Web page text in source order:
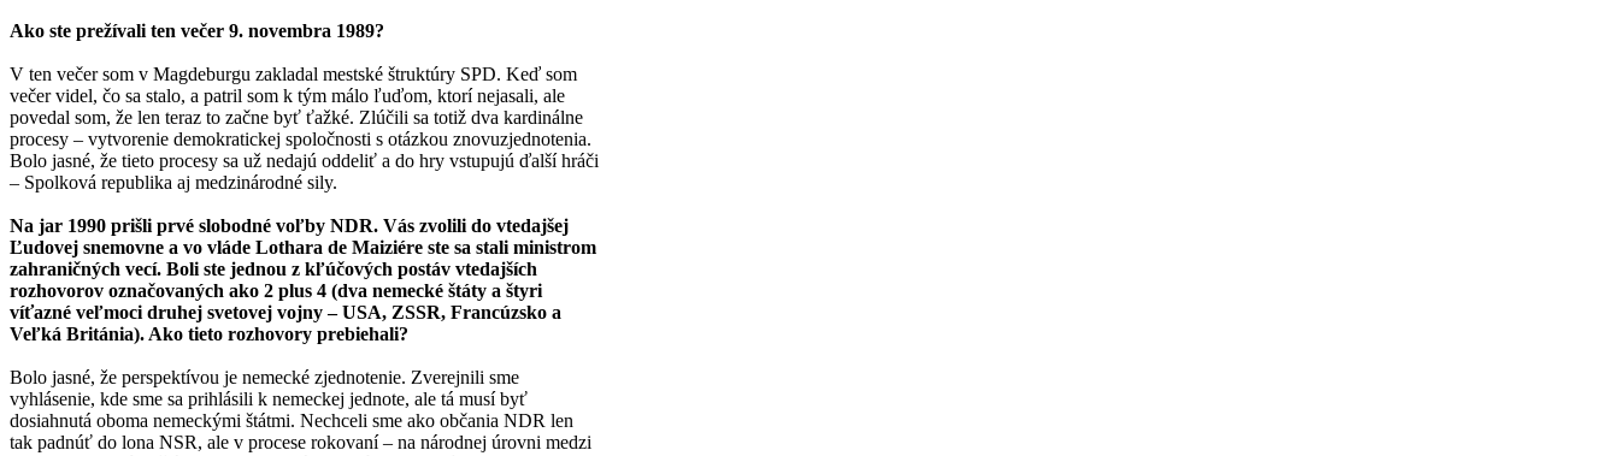
Ako ste prežívali ten večer 9. novembra 1989?
V ten večer som v Magdeburgu zakladal mestské štruktúry SPD. Keď som
večer videl, čo sa stalo, a patril som k tým málo ľuďom, ktorí nejasali, ale
povedal som, že len teraz to začne byť ťažké. Zlúčili sa totiž dva kardinálne
procesy – vytvorenie demokratickej spoločnosti s otázkou znovuzjednotenia.
Bolo jasné, že tieto procesy sa už nedajú oddeliť a do hry vstupujú ďalší hráči
– Spolková republika aj medzinárodné sily.
Na jar 1990 prišli prvé slobodné voľby NDR. Vás zvolili do vtedajšej
Ľudovej snemovne a vo vláde Lothara de Maiziére ste sa stali ministrom
zahraničných vecí. Boli ste jednou z kľúčových postáv vtedajších
rozhovorov označovaných ako 2 plus 4 (dva nemecké štáty a štyri
víťazné veľmoci druhej svetovej vojny – USA, ZSSR, Francúzsko a
Veľká Británia). Ako tieto rozhovory prebiehali?
Bolo jasné, že perspektívou je nemecké zjednotenie. Zverejnili sme
vyhlásenie, kde sme sa prihlásili k nemeckej jednote, ale tá musí byť
dosiahnutá oboma nemeckými štátmi. Nechceli sme ako občania NDR len
tak padnúť do lona NSR, ale v procese rokovaní – na národnej úrovni medzi